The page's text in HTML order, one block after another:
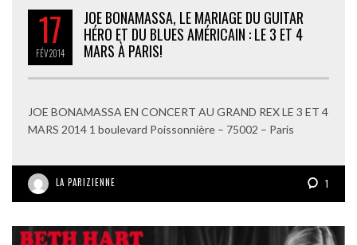
17
FÉV2014
JOE BONAMASSA, LE MARIAGE DU GUITAR
HÉRO ET DU BLUES AMÉRICAIN : LE 3 ET 4
MARS À PARIS!
JOE BONAMASSA EN CONCERT AU GRAND REX LE 3 ET 4
MARS 2014 1 boulevard Poissonnière – 75002 – Paris
LA PARIZIENNE 1